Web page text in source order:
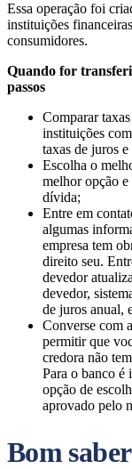
Essa operação foi
instituições
consumidores.
Quando for
passos
Comparar
instituições
taxas de juros
Escolha o
melhor opção e
dívida;
Entre em
algumas
empresa tem
direito seu.
devedor
devedor,
de juros anual,
Converse com
permitir que
credora não
Para o banco é
opção de
aprovado pelo
Bom saber